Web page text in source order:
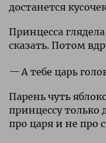
достанется
Принцесса
сказать. Потом
А тебе царь
Парень чуть
принцессу только
про царя и не про